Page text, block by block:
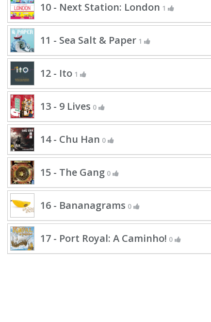
10 - Next Station: London 1
11 - Sea Salt & Paper 1
12 - Ito 1
13 - 9 Lives 0
14 - Chu Han 0
15 - The Gang 0
16 - Bananagrams 0
17 - Port Royal: A Caminho! 0